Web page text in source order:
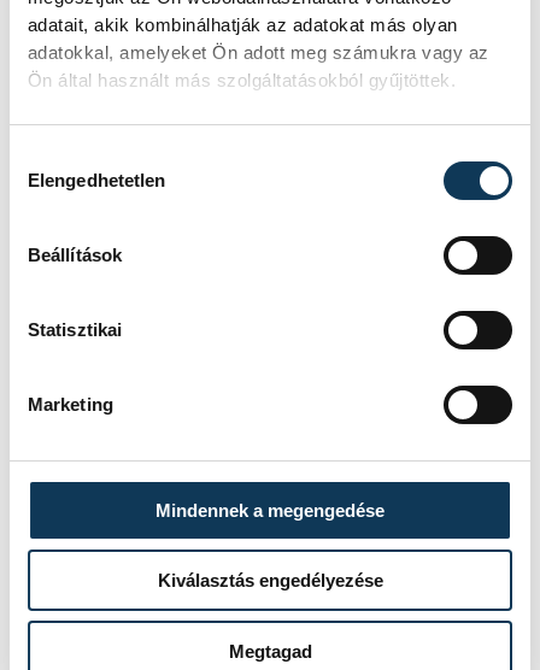
adatait, akik kombinálhatják az adatokat más olyan
adatokkal, amelyeket Ön adott meg számukra vagy az
Ön által használt más szolgáltatásokból gyűjtöttek.
Elengedhetetlen
Beállítások
Statisztikai
Marketing
Mindennek a megengedése
Kiválasztás engedélyezése
Megtagad
IDŐJÁRÁS
A legnehezebb nap
Meghosszabbították a
harmadfokú
hőségriasztást, továbbra
is extrém meleg várható